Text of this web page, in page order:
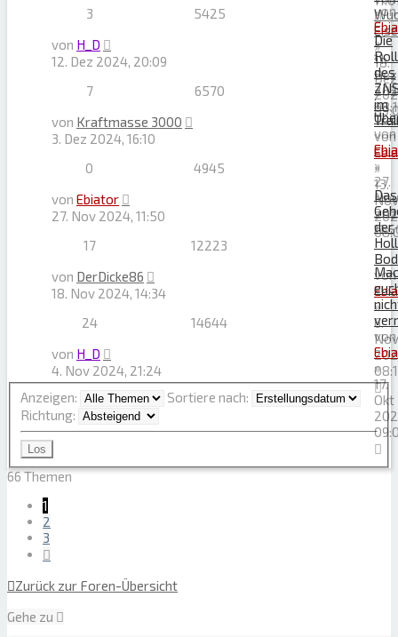
»
18.
Dez
von
»
11.
Dez
3
5425
von H_D
12. Dez 2024, 20:09
Die
des
im
von
»
13.
Nov
7
6570
von Kraftmasse 3000
3. Dez 2024, 16:10
von
»
27.
Nov
0
4945
von Ebiator
27. Nov 2024, 11:50
Das
der
von
»
6.
Nov
17
12223
von DerDicke86
18. Nov 2024, 14:34
von
»
17.
Okt
24
14644
von H_D
4. Nov 2024, 21:24
Anzeigen:
Sortiere nach:
Richtung:
66 Themen
1
2
3
Zurück zur Foren-Übersicht
Gehe zu